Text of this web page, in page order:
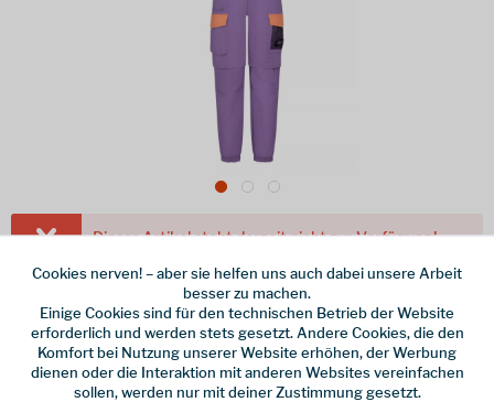
Dieser Artikel steht derzeit nicht zur Verfügung!
44,95 € *
inkl. MwSt.zzgl. Versandkosten
Größe
Cookies nerven! – aber sie helfen uns auch dabei unsere Arbeit
besser zu machen.
Einige Cookies sind für den technischen Betrieb der Website
erforderlich und werden stets gesetzt. Andere Cookies, die den
Komfort bei Nutzung unserer Website erhöhen, der Werbung
dienen oder die Interaktion mit anderen Websites vereinfachen
sollen, werden nur mit deiner Zustimmung gesetzt.